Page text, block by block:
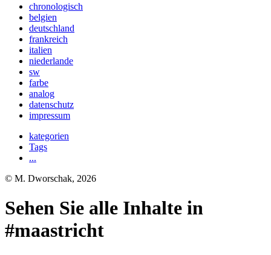
chronologisch
belgien
deutschland
frankreich
italien
niederlande
sw
farbe
analog
datenschutz
impressum
kategorien
Tags
...
© M. Dworschak, 2026
Sehen Sie alle Inhalte in
#maastricht